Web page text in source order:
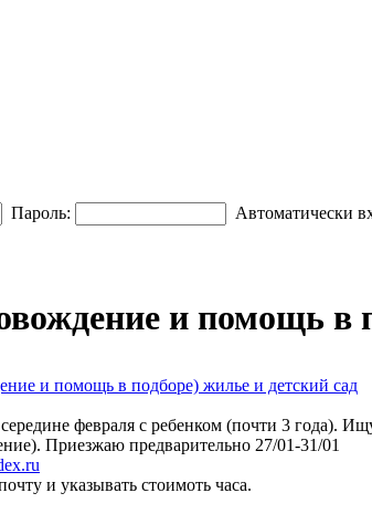
Пароль:
Автоматически
и помощь в
и помощь в подборе) жилье и детский сад
февраля с ребенком (почти 3 года).
Приезжаю предварительно 27/01-31/01
и указывать стоимоть часа.